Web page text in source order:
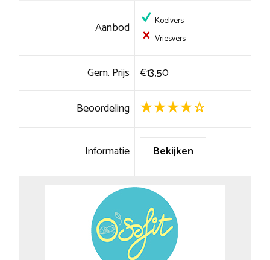
Aanbod
Koelvers
Vriesvers
Gem. Prijs €13,50
Beoordeling
Informatie Bekijken